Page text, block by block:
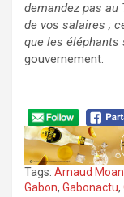
demandez pas au
de vos salaires ;
que les éléphants
gouvernement.
Tags: Arnaud
Gabon, Gabonactu,